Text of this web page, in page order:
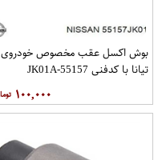
بوش اکسل عقب مخصوص خودروی
تیانا با کدفنی 55157-JK01A
برندنیسان موتور فروشگاه مگاموتور
۱۰۰,۰۰۰